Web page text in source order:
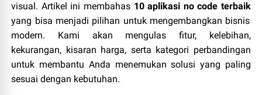
visual. Artikel ini membahas 10 aplikasi no code terbaik
yang bisa menjadi pilihan untuk mengembangkan bisnis
modern. Kami akan mengulas fitur, kelebihan,
kekurangan, kisaran harga, serta kategori perbandingan
untuk membantu Anda menemukan solusi yang paling
sesuai dengan kebutuhan.